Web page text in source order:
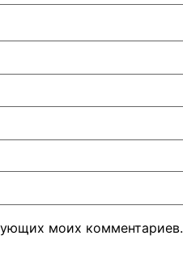
моих комментариев.